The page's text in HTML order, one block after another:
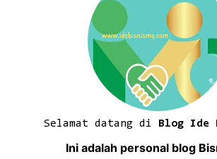
Selamat datang di Blog Ide
Ini adalah personal blog